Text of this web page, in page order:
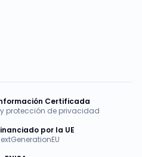
Certificada
protección de privacidad
por la UE